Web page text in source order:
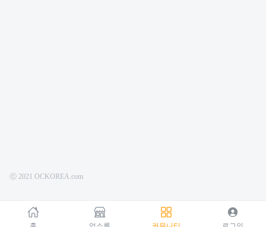
ⓒ 2021 OCKOREA.com